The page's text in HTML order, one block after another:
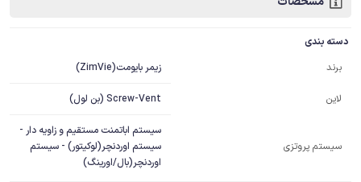
دسته بندی
برند
زیمر بایومت(ZimVie)
لاین Screw-Vent (بن لول)
سیستم پروتزی
سیستم اباتمنت مستقیم و زاویه دار -
سیستم اوردنچر(لوکیتور) - سیستم
اوردنچر(بال/اورینگ)